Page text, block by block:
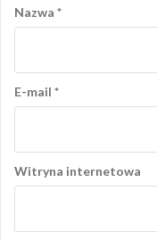
Nazwa *
E-mail *
Witryna internetowa